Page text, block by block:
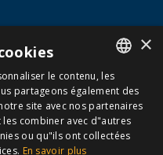
9 430 25 30 DUTCH
FRENCH
×
le contenu, les
partageons également des
site avec nos partenaires
combiner avec d"autres
ou qu"ils ont collectées
En savoir plus